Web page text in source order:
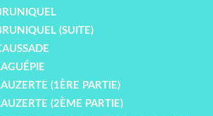
(SUITE)
(1ÈRE PARTIE)
(2ÈME PARTIE)